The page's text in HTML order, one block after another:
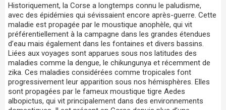
Historiquement, la Corse a longtemps connu le paludisme,
avec des épidémies qui sévissaient encore après-guerre. Cette
maladie est propagée par le moustique anophèle, qui vit
préférentiellement à la campagne dans les grandes étendues
d’eau mais également dans les fontaines et divers bassins.
Liées aux voyages sont apparues sous nos latitudes des
maladies comme la dengue, le chikungunya et récemment de
zika. Ces maladies considérées comme tropicales font
progressivement leur apparition sous nos hémisphères. Elles
sont propagées par le fameux moustique tigre Aedes
albopictus, qui vit principalement dans des environnements